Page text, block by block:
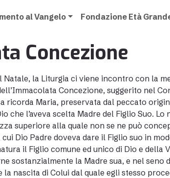
al Vangelo Fondazione Età
Concezione
Natale, la Liturgia ci viene incontro con la
Concezione, suggerito nel
ricorda Maria, preservata dal peccato
che l’aveva scelta Madre del Figlio Suo. Lo
superiore alla quale non se ne può
Dio Padre doveva dare il Figlio suo in
il Figlio comune ed unico di Dio e della
sostanzialmente la Madre sua, e nel seno
nascita di Colui dal quale egli stesso